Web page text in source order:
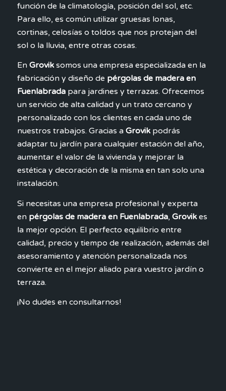
función de la climatología, posición del sol, etc.
Para ello, es común utilizar gruesas lonas,
cortinas, celosías o toldos que nos protejan del
sol o la lluvia, entre otras cosas.
En Groviksomos una empresa especializada en la
fabricación y diseño de pérgolas de madera en
Fuenlabradapara jardines y terrazas. Ofrecemos
un servicio de alta calidad y un trato cercano y
personalizado con los clientes en cada uno de
nuestros trabajos. Gracias a Grovikpodrás
adaptar tu jardín para cualquier estación del año,
aumentar el valor de la vivienda y mejorar la
estética y decoración de la misma en tan solo una
instalación.
Si necesitas una empresa profesional y experta
en pérgolas de madera en Fuenlabrada, Grovikes
la mejor opción. El perfecto equilibrio entre
calidad, precio y tiempo de realización, además del
asesoramiento y atención personalizada nos
convierte en el mejor aliado para vuestro jardín o
terraza.
¡No dudes en consultarnos!